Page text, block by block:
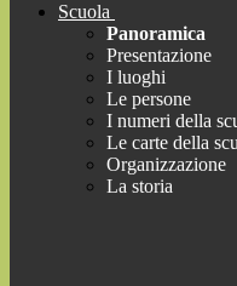
Scuola
Panoramica
Presentazione
I luoghi
Le persone
I numeri della
Le carte della
Organizzazione
La storia